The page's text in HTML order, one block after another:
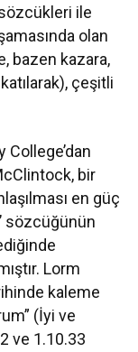
ile
olan
bazen kazara,
çeşitli
College’dan
bir
en güç
sözcüğünün
Lorm
kaleme
(İyi ve
ve 1.10.33